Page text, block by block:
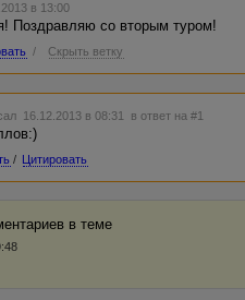
в 13:00
Поздравляю со вторым туром!
/ Скрыть ветку
16.12.2013 в 08:31 в ответ на #1
/ Цитировать
в темe